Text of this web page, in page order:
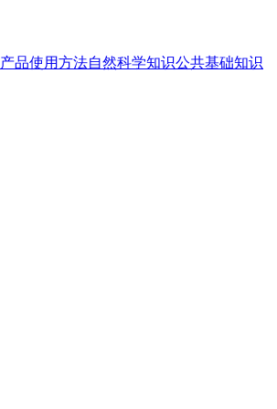
产品使用方法自然科学知识公共基础知识